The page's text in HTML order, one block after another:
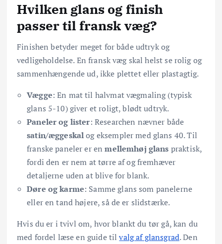
Hvilken glans og finish
passer til fransk væg?
Finishen betyder meget for både udtryk og
vedligeholdelse. En fransk væg skal helst se rolig og
sammenhængende ud, ikke plettet eller plastagtig.
Vægge: En mat til halvmat vægmaling (typisk
glans 5-10) giver et roligt, blødt udtryk.
Paneler og lister: Researchen nævner både
satin/æggeskalog eksempler med glans 40. Til
franske paneler er enmellemhøj glans praktisk,
fordi den er nem at tørre af og fremhæver
detaljerne uden at blive for blank.
Døre og karme: Samme glans som panelerne
eller en tand højere, så de er slidstærke.
Hvis du er i tvivl om, hvor blankt du tør gå, kan du
med fordel læse en guide tilvalg af glansgrad. Den